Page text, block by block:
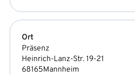
Ort
Präsenz
Heinrich-Lanz-Str. 19-21
68165Mannheim